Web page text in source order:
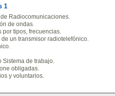
1
Radiocomunicaciones.
de ondas.
por tipos, frecuencias.
un transmisor radiotelefónico.
Sistema de trabajo.
obligadas.
y voluntarios.